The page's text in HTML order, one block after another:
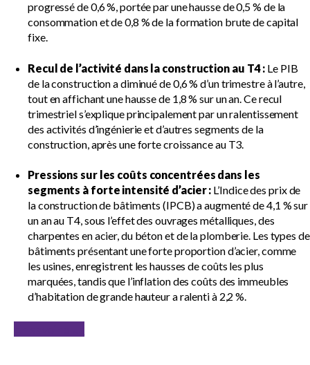
progressé de 0,6 %, portée par une hausse de 0,5 % de la
consommation et de 0,8 % de la formation brute de capital
fixe.
Recul de l’activité dans la construction au T4 : Le PIB
de la construction a diminué de 0,6 % d’un trimestre à l’autre,
tout en affichant une hausse de 1,8 % sur un an. Ce recul
trimestriel s’explique principalement par un ralentissement
des activités d’ingénierie et d’autres segments de la
construction, après une forte croissance au T3.
Pressions sur les coûts concentrées dans les
segments à forte intensité d’acier : L’Indice des prix de
la construction de bâtiments (IPCB) a augmenté de 4,1 % sur
un an au T4, sous l’effet des ouvrages métalliques, des
charpentes en acier, du béton et de la plomberie. Les types de
bâtiments présentant une forte proportion d’acier, comme
les usines, enregistrent les hausses de coûts les plus
marquées, tandis que l’inflation des coûts des immeubles
d’habitation de grande hauteur a ralenti à 2,2 %.